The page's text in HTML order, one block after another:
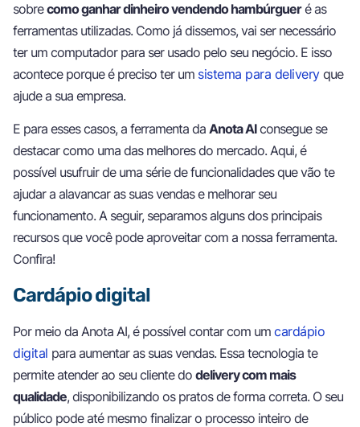
sobrecomo ganhar dinheiro vendendo hambúrgueré as
ferramentas utilizadas. Como já dissemos, vai ser necessário
ter um computador para ser usado pelo seu negócio. E isso
acontece porque é preciso ter um sistema para deliveryque
ajude a sua empresa.
E para esses casos, a ferramenta da Anota AIconsegue se
destacar como uma das melhores do mercado. Aqui, é
possível usufruir de uma série de funcionalidades que vão te
ajudar a alavancar as suas vendas e melhorar seu
funcionamento. A seguir, separamos alguns dos principais
recursos que você pode aproveitar com a nossa ferramenta.
Confira!
Cardápio digital
Por meio da Anota AI, é possível contar com um cardápio
digital para aumentar as suas vendas. Essa tecnologia te
permite atender ao seu cliente do delivery com mais
qualidade, disponibilizando os pratos de forma correta. O seu
público pode até mesmo finalizar o processo inteiro de